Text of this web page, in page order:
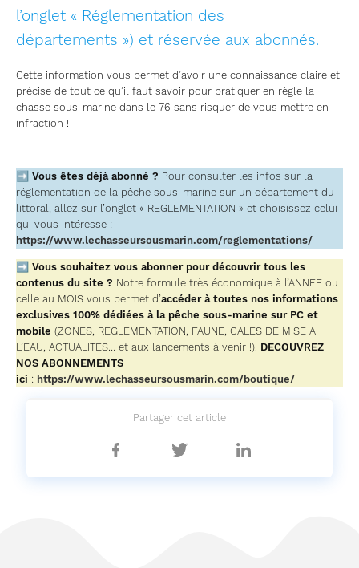
l’onglet « Réglementation des
départements ») et réservée aux abonnés.
Cette information vous permet d’avoir une connaissance claire et
précise de tout ce qu’il faut savoir pour pratiquer en règle la
chasse sous-marine dans le 76 sans risquer de vous mettre en
infraction !
➡ Vous êtes déjà abonné ? Pour consulter les infos sur la
réglementation de la pêche sous-marine sur un département du
littoral, allez sur l’onglet « REGLEMENTATION » et choisissez celui
qui vous intéresse :
https://www.lechasseursousmarin.com/reglementations/
➡ Vous souhaitez vous abonner pour découvrir tous les
contenus du site ? Notre formule très économique à l’ANNEE ou
celle au MOIS vous permet d’accéder à toutes nos informations
exclusives 100% dédiées à la pêche sous-marine sur PC et
mobile (ZONES, REGLEMENTATION, FAUNE, CALES DE MISE A
L’EAU, ACTUALITES… et aux lancements à venir !). DECOUVREZ
NOS ABONNEMENTS
ici : https://www.lechasseursousmarin.com/boutique/
Partager cet article
Partager
Partager
Partager
sur